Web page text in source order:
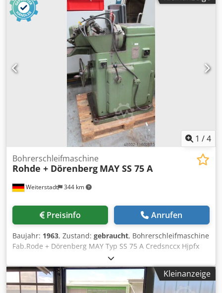
Gewicht: 0,3t max. Werkstücklänge: 300mm Zubehör:
Nassschleifeinrichtung Abrichtvorrichtung zum Plan-
Abrichten Maschinenleuchte Werkstückspannung
1 /4
Weiterstadt 344 km
Bohrerschleifmaschine
Rohde + Dörenberg MAY SS 75 A
Preisinfo Anrufen
Baujahr: 1963, Zustand: gebraucht, Bohrerschleifmaschine
Fab.Rode + Dörenberg MAY Typ SS 75 A Credsnccx Hjpfx
Kleinanzeige